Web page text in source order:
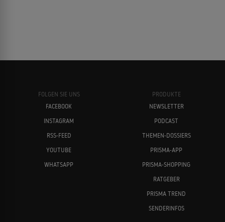
FOLGEN SIE UNS
FACEBOOK
INSTAGRAM
RSS-FEED
YOUTUBE
WHATSAPP
PRODUKTE
NEWSLETTER
PODCAST
THEMEN-DOSSIERS
PRISMA-APP
PRISMA-SHOPPING
RATGEBER
PRISMA TREND
SENDERINFOS